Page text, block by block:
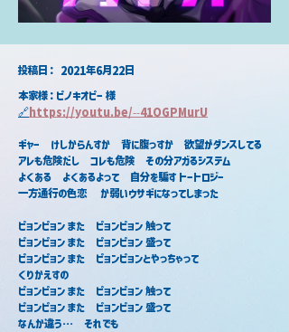
2021年6月22日
​投稿日：
本家様：ピノキオピー 様
🔗https://youtu.be/--41OGPMurU
ギャー　けしからんすか　背に腹っすか　欲望がダンスしてる
アレも危険だし　コレも危険　その分アガるシステム
よくある　よくあるよって　自分を騙す トートロジー
一方通行の色恋 　か弱いウサギになってしまった
ピョンピョン また　ピョンピョン 触って
ピョンピョン また　ピョンピョン 盛って
ピョンピョン また　ピョンピョンとやっちゃって
くりかえすの
ピョンピョン また　ピョンピョン 触って
ピョンピョン また　ピョンピョン 盛って
なんか違う…　それでも